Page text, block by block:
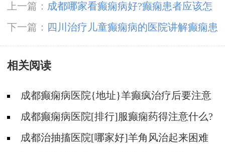
上一篇： 成都哪家看癫痫病好?癫痫患者应该怎
么样饮食?
下一篇：
四川治疗儿童癫痫病的医院讲解癫痫患
者适合什么运动?
相关阅读
成都癫痫病医院{地址}羊癫疯治疗后要注意
什么?成都癫痫病医院[排行]服癫痫药得注意什么?
成都治抽搐医院[哪家好]羊角风治起来困难